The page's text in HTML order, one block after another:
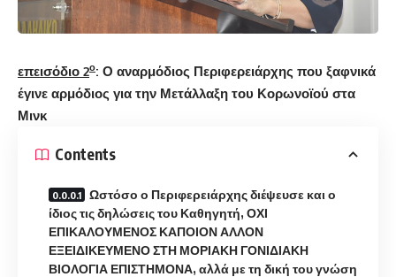
επεισόδιο 2ο: Ο αναρμόδιος Περιφερειάρχης που ξαφνικά
έγινε αρμόδιος για την Μετάλλαξη του Κορωνοϊού στα
Μινκ
Contents
Ωστόσο ο Περιφερειάρχης διέψευσε και ο
ίδιος τις δηλώσεις του Καθηγητή, ΟΧΙ
ΕΠΙΚΑΛΟΥΜΕΝΟΣ ΚΑΠΟΙΟΝ ΑΛΛΟΝ
ΕΞΕΙΔΙΚΕΥΜΕΝΟ ΣΤΗ ΜΟΡΙΑΚΗ ΓΟΝΙΔΙΑΚΗ
ΒΙΟΛΟΓΙΑ ΕΠΙΣΤΗΜΟΝΑ, αλλά με τη δική του γνώση